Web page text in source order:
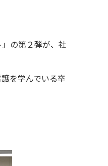
の第２弾が、社
を学んでいる卒